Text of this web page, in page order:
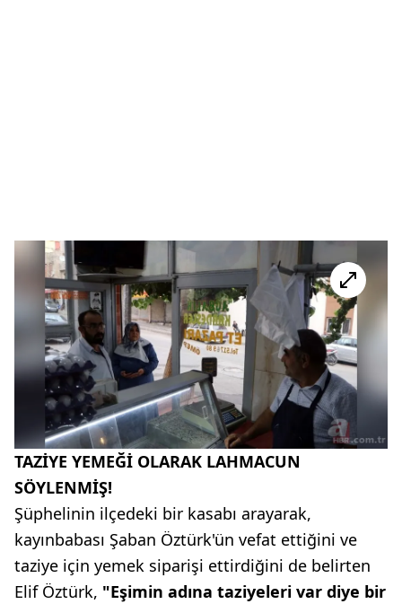
TAZİYE YEMEĞİ OLARAK LAHMACUN
SÖYLENMİŞ!
Şüphelinin ilçedeki bir kasabı arayarak,
kayınbabası Şaban Öztürk'ün vefat ettiğini ve
taziye için yemek siparişi ettirdiğini de belirten
Elif Öztürk, "Eşimin adına taziyeleri var diye bir